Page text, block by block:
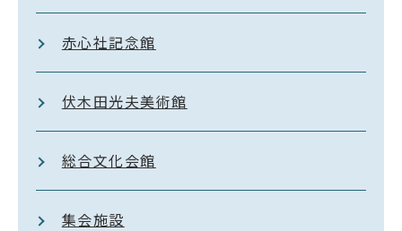
赤心社記念館
伏木田光夫美術館
総合文化会館
集会施設